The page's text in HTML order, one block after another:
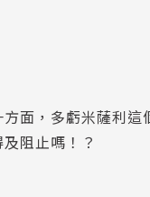
面，多虧米薩利
阻止嗎！？